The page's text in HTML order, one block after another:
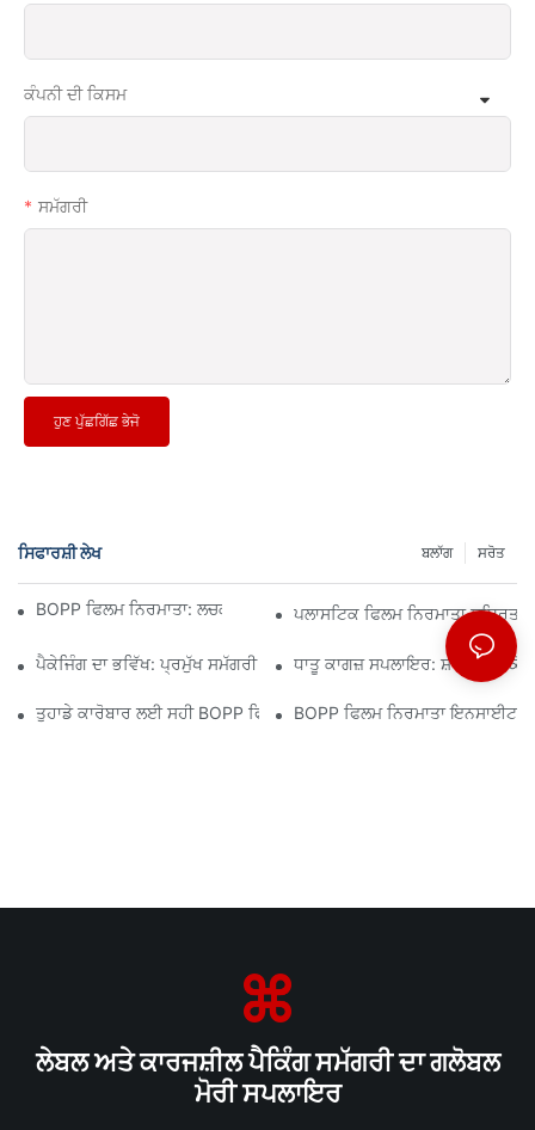
ਕੰਪਨੀ ਦੀ ਕਿਸਮ
ਸਮੱਗਰੀ
ਹੁਣ ਪੁੱਛਗਿੱਛ ਭੇਜੋ
ਸਿਫਾਰਸ਼ੀ ਲੇਖ ਸਰੋਤ
ਬਲਾੱਗ
BOPP ਫਿਲਮ ਨਿਰਮਾਤਾ: ਲਚਕਦਾਰ ਪੈਕੇਜਿੰਗ ਦੀ ਰੀੜ੍ਹ ਦੀ ਹੱਡੀ
ਪਲਾਸਟਿਕ ਫਿਲਮ ਨਿਰਮਾਤਾ
ਪੈਕੇਜਿੰਗ ਦਾ ਭਵਿੱਖ: ਪ੍ਰਮੁੱਖ ਸਮੱਗਰੀ ਨਿਰਮਾਤਾਵਾਂ ਤੋਂ ਸੂਝਧਾਤੂ ਕਾਗਜ਼ ਸਪਲਾਇਰ: ਸ਼ਾਨਦਾਰ
ਤੁਹਾਡੇ ਕਾਰੋਬਾਰ ਲਈ ਸਹੀ BOPP ਫਿਲਮ ਸਪਲਾਇਰ ਦੀ ਚੋਣ ਕਿਉਂ ਮਾਇਨੇ ਰੱਖਦੀ
BOPP ਫਿਲਮ ਨਿਰਮਾਤਾ
ਲੇਬਲ ਅਤੇ ਕਾਰਜਸ਼ੀਲ ਪੈਕਿੰਗ ਸਮੱਗਰੀ ਦਾ ਗਲੋਬਲ
ਮੋਰੀ ਸਪਲਾਇਰ